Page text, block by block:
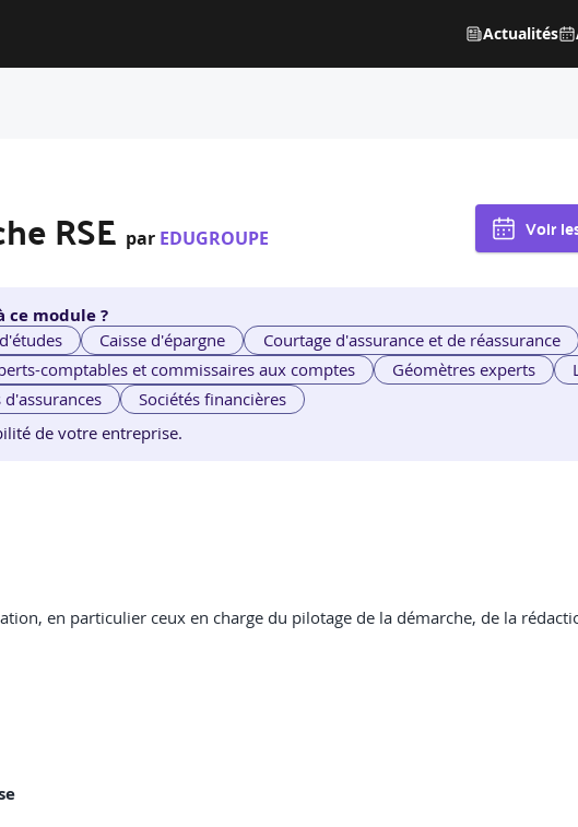
Actualités
RSE par EDUGROUPE Voir
ce module ?
Caisse d'épargne
Courtage d'assurance et de réassurance
comptables et commissaires aux comptes Géomètres experts
d'assurances
Sociétés financières
de votre entreprise.
en particulier ceux en charge du pilotage de la démarche, de la